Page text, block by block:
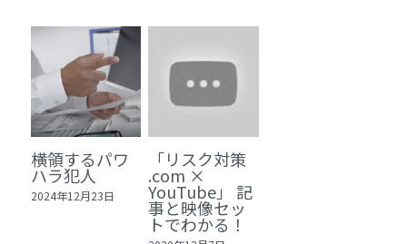
📚 100冊の「本は飲み物」index
1 クレーム・犯罪・説得交渉 23冊
2 発達障害・精神疾患・ケア 29冊
3 身体知・非言語・情動 13冊
4 創作・芸術・神秘 30冊
ログイン
検索
日本語
日本語
横領するパワ
ハラ犯人
2024年12月23日
「リスク対策
.com ×
YouTube」 記
事と映像セッ
トでわかる！